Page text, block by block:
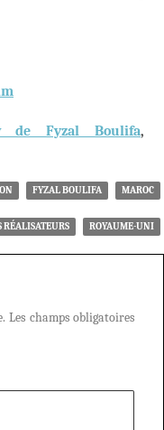
de Fyzal Boulifa,
FYZAL BOULIFA MAROC
ROYAUME-UNI
Les champs obligatoires